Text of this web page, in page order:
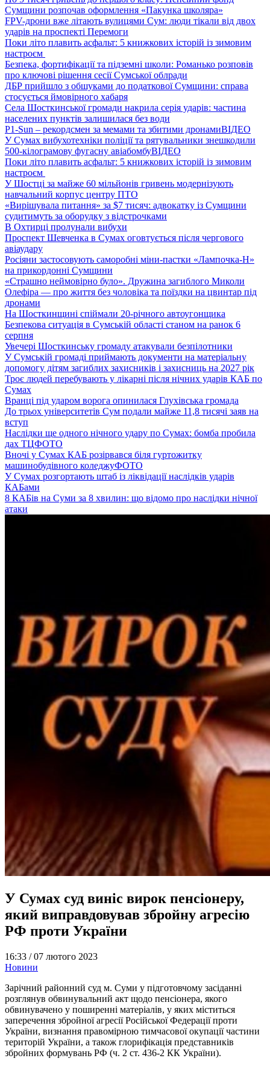
Сумщини розпочав оформлення «Пакунка школяра»
FPV-дрони вже літають вулицями Сум: люди тікали від двох
ударів на проспекті Перемоги
Поки літо плавить асфальт: 5 книжкових історій із зимовим
настроєм
Безпека, фортифікації та підземні школи: Романько розповів
про ключові рішення сесії Сумської облради
ДБР прийшло з обшуками до податкової Сумщини: справа
стосується ймовірного хабаря
Села Шосткинської громади накрила серія ударів: частина
населених пунктів залишилася без води
P1-Sun – рекордсмен за мемами та збитими дронамиВІДЕО
У Сумах вибухотехніки поліції та рятувальники знешкодили
500-кілограмову фугасну авіабомбуВІДЕО
Поки літо плавить асфальт: 5 книжкових історій із зимовим
настроєм
У Шостці за майже 60 мільйонів гривень модернізують
навчальний корпус центру ПТО
«Вирішувала питання» за $7 тисяч: адвокатку із Сумщини
судитимуть за оборудку з відстрочками
В Охтирці пролунали вибухи
Проспект Шевченка в Сумах оговтується після чергового
авіаудару
Росіяни застосовують саморобні міни-пастки «Лампочка-Н»
на прикордонні Сумщини
«Страшно неймовірно було». Дружина загиблого Миколи
Олефіра — про життя без чоловіка та поїздки на цвинтар під
дронами
На Шосткинщині спіймали 20-річного автоугонщика
Безпекова ситуація в Сумській області станом на ранок 6
серпня
Увечері Шосткинську громаду атакували безпілотники
У Сумській громаді приймають документи на матеріальну
допомогу дітям загиблих захисників і захисниць на 2027 рік
Троє людей перебувають у лікарні після нічних ударів КАБ по
Сумах
Вранці під ударом ворога опинилася Глухівська громада
До трьох університетів Сум подали майже 11,8 тисячі заяв на
вступ
Наслідки ще одного нічного удару по Сумах: бомба пробила
дах ТЦФОТО
Вночі у Сумах КАБ розірвався біля гуртожитку
машинобудівного коледжуФОТО
У Сумах розгортають штаб із ліквідації наслідків ударів
КАБами
8 КАБів на Суми за 8 хвилин: що відомо про наслідки нічної
атаки
У Сумах суд виніс вирок пенсіонеру,
який виправдовував збройну агресію
РФ проти України
16:33 /07 лютого 2023
Новини
Зарічний районний суд м. Суми у підготовчому засіданні
розглянув обвинувальний акт щодо пенсіонера, якого
обвинувачено у поширенні матеріалів, у яких міститься
заперечення збройної агресії Російської Федерації проти
України, визнання правомірною тимчасової окупації частини
територій України, а також глорифікація представників
збройних формувань РФ (ч. 2 ст. 436-2 КК України).